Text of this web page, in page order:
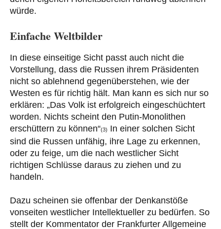
würde.
Einfache Weltbilder
In diese einseitige Sicht passt auch nicht die
Vorstellung, dass die Russen ihrem Präsidenten
nicht so ablehnend gegenüberstehen, wie der
Westen es für richtig hält. Man kann es sich nur so
erklären: „Das Volk ist erfolgreich eingeschüchtert
worden. Nichts scheint den Putin-Monolithen
erschüttern zu können“(3) In einer solchen Sicht
sind die Russen unfähig, ihre Lage zu erkennen,
oder zu feige, um die nach westlicher Sicht
richtigen Schlüsse daraus zu ziehen und zu
handeln.
Dazu scheinen sie offenbar der Denkanstöße
vonseiten westlicher Intellektueller zu bedürfen. So
stellt der Kommentator der Frankfurter Allgemeine